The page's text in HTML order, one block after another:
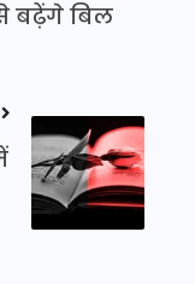
बढ़ेंगे बिल